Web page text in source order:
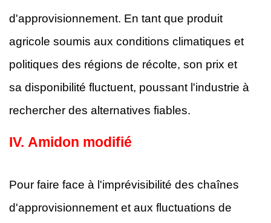
d'approvisionnement. En tant que produit
agricole soumis aux conditions climatiques et
politiques des régions de récolte, son prix et
sa disponibilité fluctuent, poussant l'industrie à
rechercher des alternatives fiables.
IV. Amidon modifié
Pour faire face à l'imprévisibilité des chaînes
d'approvisionnement et aux fluctuations de